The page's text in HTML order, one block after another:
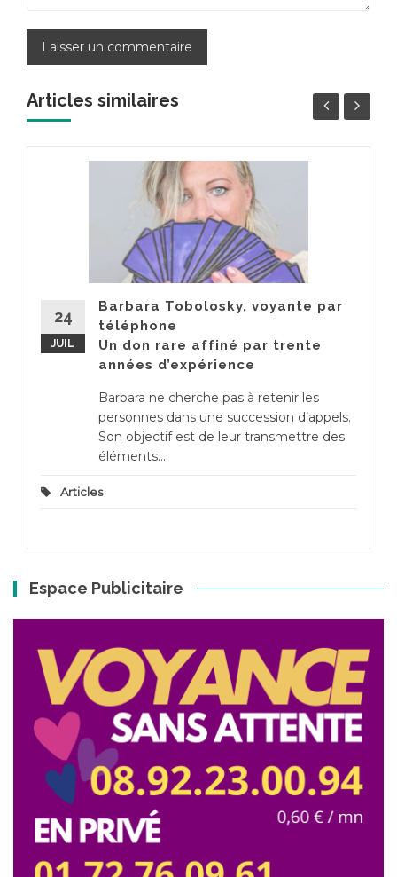
Articles similaires
24
JUIL
Barbara Tobolosky, voyante par
téléphone
Un don rare affiné par trente
années d’expérience
Barbara ne cherche pas à retenir les
personnes dans une succession d’appels.
Son objectif est de leur transmettre des
éléments...
Articles
Espace Publicitaire